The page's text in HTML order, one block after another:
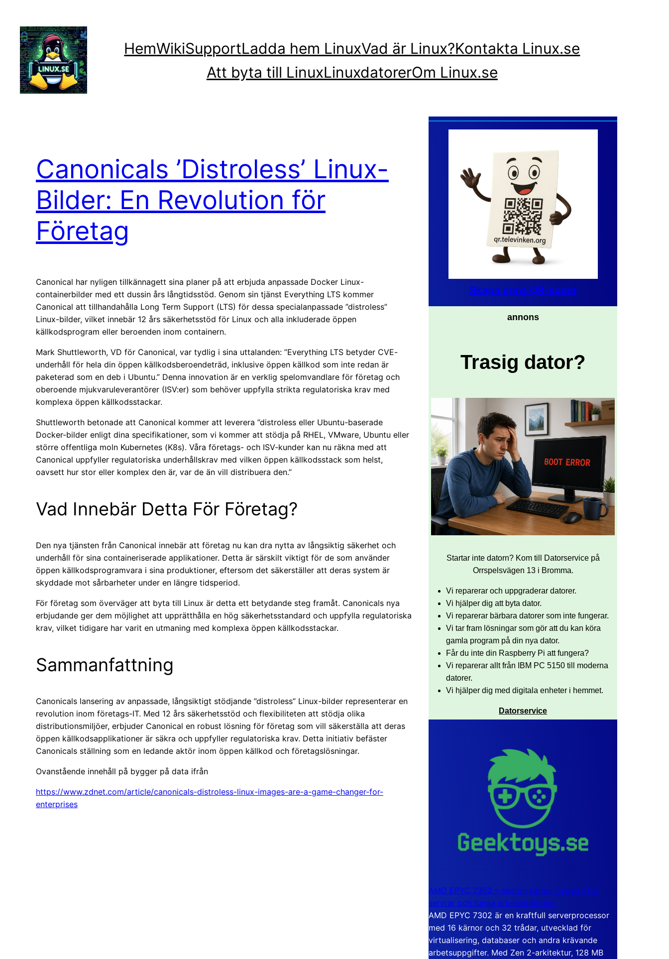
innehåll
HemWikiSupportLadda hem LinuxVad är Linux?Kontakta Linux.se
Att byta till LinuxLinuxdatorerOm Linux.se
Canonicals ’Distroless’ Linux-
Bilder: En Revolution för
Företag
Canonical har nyligen tillkännagett sina planer på att erbjuda anpassade Docker Linux-
containerbilder med ett dussin års långtidsstöd. Genom sin tjänst Everything LTS kommer
Canonical att tillhandahålla Long Term Support (LTS) för dessa specialanpassade ”distroless”
Linux-bilder, vilket innebär 12 års säkerhetsstöd för Linux och alla inkluderade öppen
källkodsprogram eller beroenden inom containern.
Mark Shuttleworth, VD för Canonical, var tydlig i sina uttalanden: ”Everything LTS betyder CVE-
underhåll för hela din öppen källkodsberoendeträd, inklusive öppen källkod som inte redan är
paketerad som en deb i Ubuntu.” Denna innovation är en verklig spelomvandlare för företag och
oberoende mjukvaruleverantörer (ISV:er) som behöver uppfylla strikta regulatoriska krav med
komplexa öppen källkodsstackar.
Shuttleworth betonade att Canonical kommer att leverera ”distroless eller Ubuntu-baserade
Docker-bilder enligt dina specifikationer, som vi kommer att stödja på RHEL, VMware, Ubuntu eller
större offentliga moln Kubernetes (K8s). Våra företags- och ISV-kunder kan nu räkna med att
Canonical uppfyller regulatoriska underhållskrav med vilken öppen källkodsstack som helst,
oavsett hur stor eller komplex den är, var de än vill distribuera den.”
Vad Innebär Detta För Företag?
Den nya tjänsten från Canonical innebär att företag nu kan dra nytta av långsiktig säkerhet och
underhåll för sina containeriserade applikationer. Detta är särskilt viktigt för de som använder
öppen källkodsprogramvara i sina produktioner, eftersom det säkerställer att deras system är
skyddade mot sårbarheter under en längre tidsperiod.
För företag som överväger att byta till Linux är detta ett betydande steg framåt. Canonicals nya
erbjudande ger dem möjlighet att upprätthålla en hög säkerhetsstandard och uppfylla regulatoriska
krav, vilket tidigare har varit en utmaning med komplexa öppen källkodsstackar.
Sammanfattning
Canonicals lansering av anpassade, långsiktigt stödjande ”distroless” Linux-bilder representerar en
revolution inom företags-IT. Med 12 års säkerhetsstöd och flexibiliteten att stödja olika
distributionsmiljöer, erbjuder Canonical en robust lösning för företag som vill säkerställa att deras
öppen källkodsapplikationer är säkra och uppfyller regulatoriska krav. Detta initiativ befäster
Canonicals ställning som en ledande aktör inom öppen källkod och företagslösningar.
Ovanstående innehåll på bygger på data ifrån
https://www.zdnet.com/article/canonicals-distroless-linux-images-are-a-game-changer-for-
enterprises
Skapa egna QR-koder
annons
Trasig dator?
Startar inte datorn? Kom till Datorservice på
Orrspelsvägen 13 i Bromma.
Vi reparerar och uppgraderar datorer.
Vi hjälper dig att byta dator.
Vi reparerar bärbara datorer som inte fungerar.
Vi tar fram lösningar som gör att du kan köra
gamla program på din nya dator.
Får du inte din Raspberry Pi att fungera?
Vi reparerar allt från IBM PC 5150 till moderna
datorer.
Vi hjälper dig med digitala enheter i hemmet.
Datorservice
AMD EPYC 7302 – sexton kärnor byggda för
servrar och tunga arbetsstationer
AMD EPYC 7302 är en kraftfull serverprocessor
med 16 kärnor och 32 trådar, utvecklad för
virtualisering, databaser och andra krävande
arbetsuppgifter. Med Zen 2-arkitektur, 128 MB